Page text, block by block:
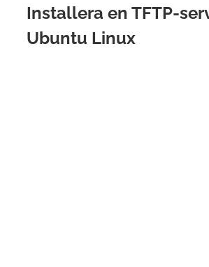
Installera en TFTP-
Ubuntu Linux